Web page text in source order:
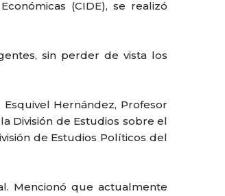
(CIDE), se realizó
sin perder de vista los
Hernández, Profesor
División de Estudios sobre el
de Estudios Políticos del
Mencionó que actualmente